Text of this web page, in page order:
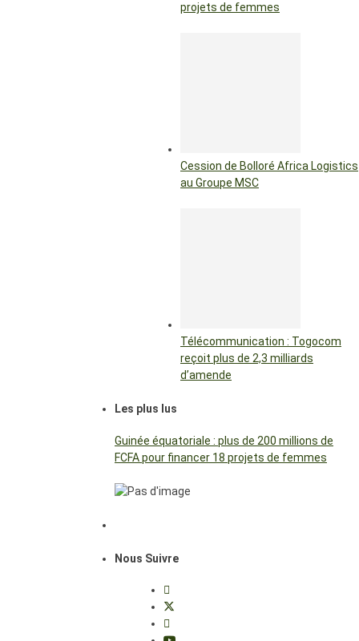
projets de femmes
Cession de Bolloré Africa Logistics
au Groupe MSC
Télécommunication : Togocom
reçoit plus de 2,3 milliards
d’amende
Les plus lus
Guinée équatoriale : plus de 200 millions de
FCFA pour financer 18 projets de femmes
Nous Suivre